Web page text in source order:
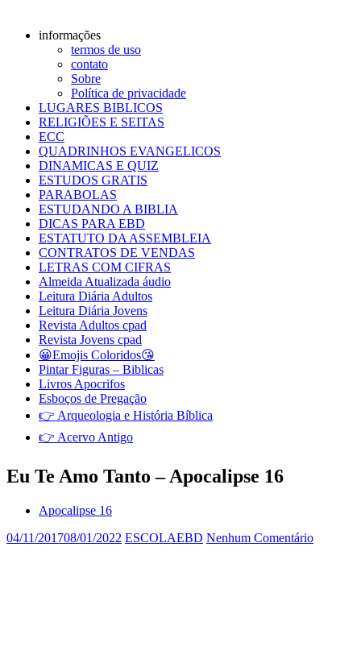
informações
termos de uso
contato
Sobre
Política de privacidade
LUGARES BIBLICOS
RELIGIÕES E SEITAS
ECC
QUADRINHOS EVANGELICOS
DINAMICAS E QUIZ
ESTUDOS GRATIS
PARABOLAS
ESTUDANDO A BIBLIA
DICAS PARA EBD
ESTATUTO DA ASSEMBLEIA
CONTRATOS DE VENDAS
LETRAS COM CIFRAS
Almeida Atualizada áudio
Leitura Diária Adultos
Leitura Diária Jovens
Revista Adultos cpad
Revista Jovens cpad
😀Emojis Coloridos😘
Pintar Figuras – Biblicas
Livros Apocrifos
Esboços de Pregação
👉 Arqueologia e História Bíblica
👉 Acervo Antigo
Eu Te Amo Tanto – Apocalipse 16
Apocalipse 16
04/11/201708/01/2022 ESCOLAEBD Nenhum Comentário